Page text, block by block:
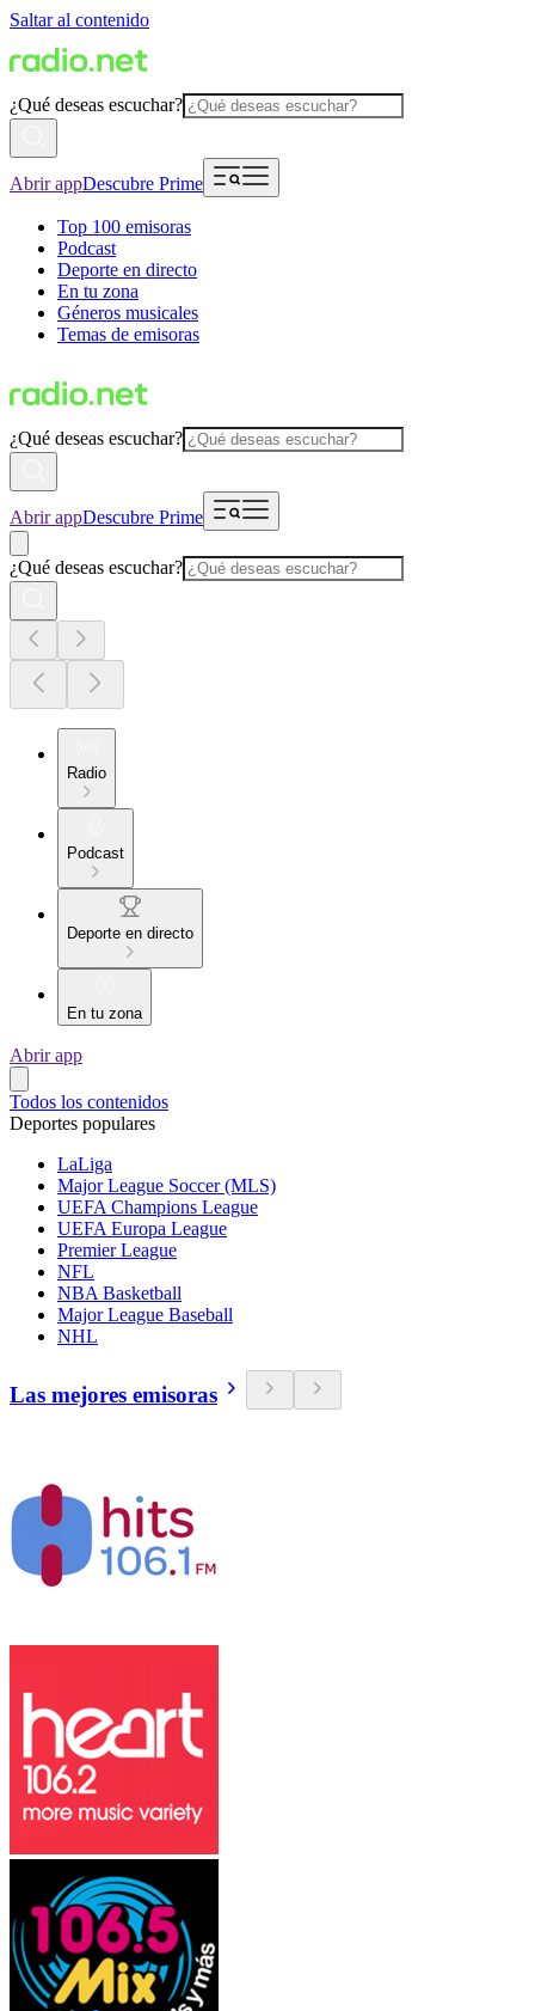
Saltar al contenido
¿Qué deseas escuchar?
Abrir appDescubre Prime
Top 100 emisoras
Podcast
Deporte en directo
En tu zona
Géneros musicales
Temas de emisoras
¿Qué deseas escuchar?
Abrir appDescubre Prime
¿Qué deseas escuchar?
Radio
Podcast
Deporte en directo
En tu zona
Abrir app
Todos los contenidos
Deportes populares
LaLiga
Major League Soccer (MLS)
UEFA Champions League
UEFA Europa League
Premier League
NFL
NBA Basketball
Major League Baseball
NHL
Las mejores emisoras